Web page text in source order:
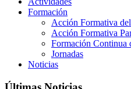
Formación
Acción Formativa
Acción Formativa
Formación Continua
Jornadas
Noticias